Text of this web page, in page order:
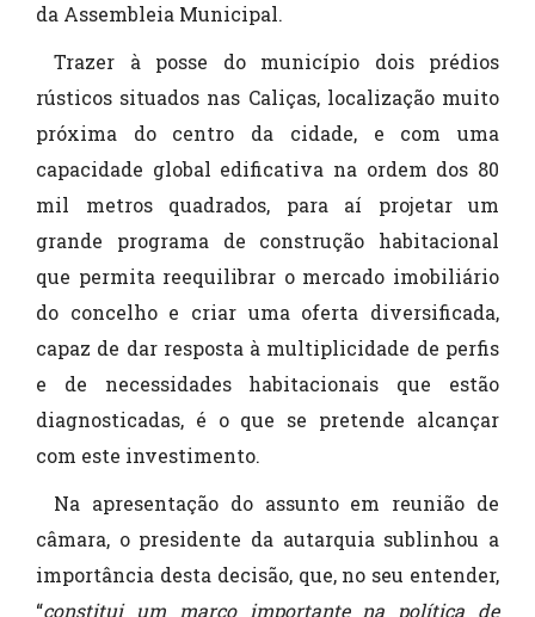
da Assembleia Municipal.
Trazer à posse do município dois prédios
rústicos situados nas Caliças, localização muito
próxima do centro da cidade, e com uma
capacidade global edificativa na ordem dos 80
mil metros quadrados, para aí projetar um
grande programa de construção habitacional
que permita reequilibrar o mercado imobiliário
do concelho e criar uma oferta diversificada,
capaz de dar resposta à multiplicidade de perfis
e de necessidades habitacionais que estão
diagnosticadas, é o que se pretende alcançar
com este investimento.
Na apresentação do assunto em reunião de
câmara, o presidente da autarquia sublinhou a
importância desta decisão, que, no seu entender,
“constitui um marco importante na política de